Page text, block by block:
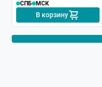
СПБ
МСК
В корзину